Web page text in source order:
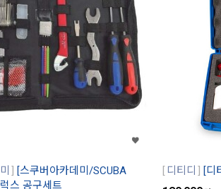
[스쿠버아카데미/SCUBA
스 공구세트
디티디 [디